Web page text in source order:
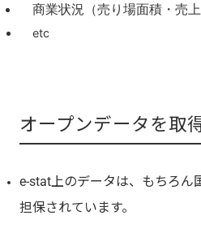
商業状況（売り場面積・売上
etc
オープンデータを取
e-stat上のデータは、もちろん
担保されています。